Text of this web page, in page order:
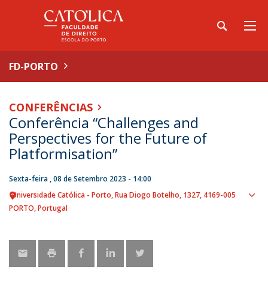
FD-PORTO
CONFERÊNCIAS
Conferência “Challenges and
Perspectives for the Future of
Platformisation”
Sexta-feira , 08 de Setembro 2023 - 14:00
Universidade Católica - Porto Rua Diogo Botelho, 1327 4169-005
PORTO Portugal